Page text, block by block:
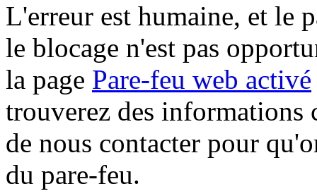
L'erreur est humaine, et le
le blocage n'est pas
la page Pare-feu web activé
trouverez des informations
de nous contacter pour
du pare-feu.